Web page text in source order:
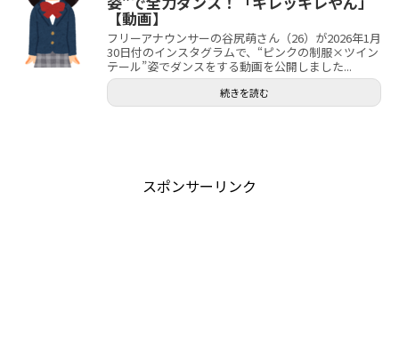
【動画】
フリーアナウンサーの谷尻萌さん（26）が2026年1月
30日付のインスタグラムで、“ピンクの制服×ツイン
テール”姿でダンスをする動画を公開しました...
続きを読む
スポンサーリンク